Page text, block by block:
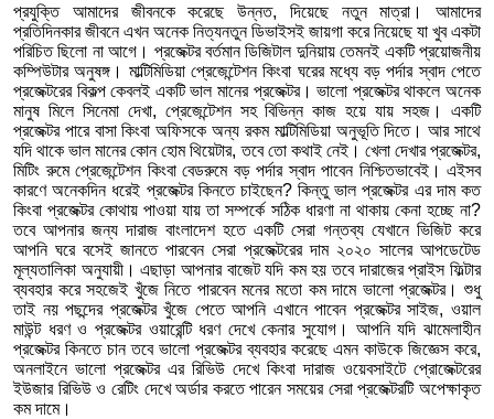
প্রযুক্তি আমাদের জীবনকে করেছে উন্নত, দিয়েছে নতুন মাত্রা। আমাদের
প্রতিদিনকার জীবনে এখন অনেক নিত্যনতুন ডিভাইসই জায়গা করে নিয়েছে যা খুব একটা
পরিচিত ছিলো না আগে। প্রজেক্টর বর্তমান ডিজিটাল দুনিয়ায় তেমনই একটি প্রয়োজনীয়
কম্পিউটার অনুষঙ্গ। মাল্টিমিডিয়া প্রেজেন্টেশন কিংবা ঘরের মধ্যে বড় পর্দার স্বাদ পেতে
প্রজেক্টরের বিকল্প কেবলই একটি ভাল মানের প্রজেক্টর। ভালো প্রজেক্টর থাকলে অনেক
মানুষ মিলে সিনেমা দেখা, প্রেজেন্টেশন সহ বিভিন্ন কাজ হয়ে যায় সহজ। একটি
প্রজেক্টর পারে বাসা কিংবা অফিসকে অন্য রকম মাল্টিমিডিয়া অনুভূতি দিতে। আর সাথে
যদি থাকে ভাল মানের কোন হোম থিয়েটার, তবে তো কথাই নেই। খেলা দেখার প্রজেক্টর,
মিটিং রুমে প্রেজেন্টেশন কিংবা বেডরুমে বড় পর্দার স্বাদ পাবেন নিশ্চিতভাবেই। এইসব
কারণে অনেকদিন ধরেই প্রজেক্টর কিনতে চাইছেন? কিন্তু ভাল প্রজেক্টর এর দাম কত
কিংবা প্রজেক্টর কোথায় পাওয়া যায় তা সম্পর্কে সঠিক ধারণা না থাকায় কেনা হচ্ছে না?
তবে আপনার জন্য দারাজ বাংলাদেশ হতে একটি সেরা গন্তব্য যেখানে ভিজিট করে
আপনি ঘরে বসেই জানতে পারবেন সেরা প্রজেক্টরের দাম ২০২০ সালের আপডেটেড
মূল্যতালিকা অনুযায়ী। এছাড়া আপনার বাজেট যদি কম হয় তবে দারাজের প্রাইস ফিল্টার
ব্যবহার করে সহজেই খুঁজে নিতে পারবেন মনের মতো কম দামে ভালো প্রজেক্টর। শুধু
তাই নয় পছন্দের প্রজেক্টর খুঁজে পেতে আপনি এখানে পাবেন প্রজেক্টর সাইজ, ওয়াল
মাউন্ট ধরণ ও প্রজেক্টর ওয়ারেন্টি ধরণ দেখে কেনার সুযোগ। আপনি যদি ঝামেলাহীন
প্রজেক্টর কিনতে চান তবে ভালো প্রজেক্টর ব্যবহার করেছে এমন কাউকে জিজ্ঞেস করে,
অনলাইনে ভালো প্রজেক্টর এর রিভিউ দেখে কিংবা দারাজ ওয়েবসাইটে প্রোজেক্টরের
ইউজার রিভিউ ও রেটিং দেখে অর্ডার করতে পারেন সময়ের সেরা প্রজেক্টরটি অপেক্ষাকৃত
কম দামে।